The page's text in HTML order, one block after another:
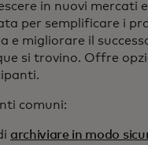
in nuovi mercati
per semplificare i
migliorare il
si trovino. Offre
comuni:
archiviare in modo